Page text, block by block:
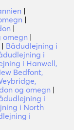
|
|
|
omegn |
| Bådudlejning i
i
i Hanwell,
Bedfont,
og omegn |
i
i North
i